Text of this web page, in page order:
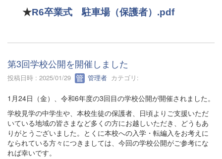
★R6卒業式 駐車場（保護者）.pdf
第3回学校公開を開催しました
投稿日時 : 2025/01/29 管理者 カテゴリ:
1月24日（金）、令和6年度の3回目の学校公開が開催されました。
学校見学の中学生や、本校生徒の保護者、日頃よりご支援いただ
いている地域の皆さまなど多くの方にお越しいただき、どうもあ
りがとうございました。とくに本校への入学・転編入をお考えに
なられている方々につきましては、今回の学校公開がご参考にな
れば幸いです。